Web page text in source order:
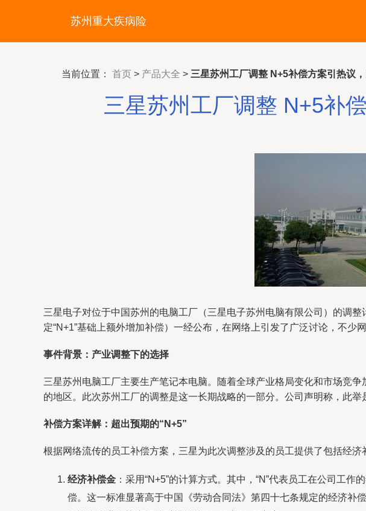
苏州重大疾病险
当前位置： 首页 > 产品大全 > 三星苏州工厂调整 N+5补偿方案引热议
三星苏州工厂调整 N+5补
三星电子对位于中国苏州的电脑工厂（三星电子苏州电脑有限公司）的调
定“N+1”基础上额外增加补偿）一经公布，在网络上引发了广泛讨论，不少网
事件背景：产业调整下的选择
三星苏州电脑工厂主要生产笔记本电脑。随着全球产业格局变化和市场竞
的地区。此次苏州工厂的调整是这一长期战略的一部分。公司声明称，此举
补偿方案详解：超出预期的“N+5”
根据网络流传的员工补偿方案，三星为此次调整涉及的员工提供了包括经
经济补偿金 ：采用“N+5”的计算方式。其中，“N”代表员工在公司工
偿。这一标准显著高于中国《劳动合同法》第四十七条规定的经济补